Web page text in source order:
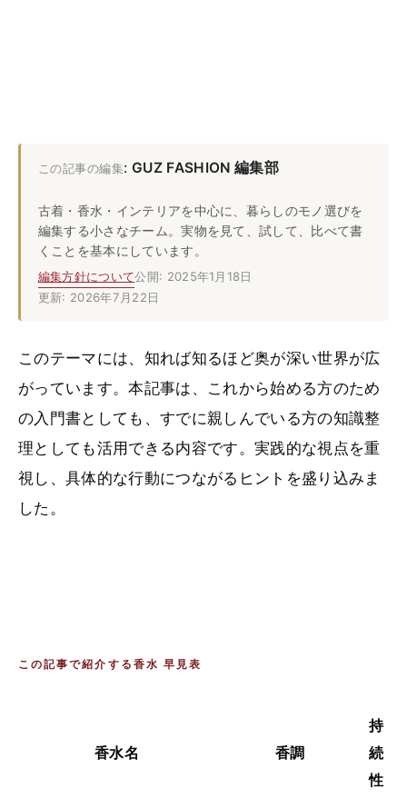
この記事の編集: GUZ FASHION 編集部
古着・香水・インテリアを中心に、暮らしのモノ選びを
編集する小さなチーム。実物を見て、試して、比べて書
くことを基本にしています。
編集方針について公開: 2025年1月18日
更新: 2026年7月22日
このテーマには、知れば知るほど奥が深い世界が広
がっています。本記事は、これから始める方のため
の入門書としても、すでに親しんでいる方の知識整
理としても活用できる内容です。実践的な視点を重
視し、具体的な行動につながるヒントを盛り込みま
した。
この記事で紹介する香水 早見表
香水名 香調
持
続
性